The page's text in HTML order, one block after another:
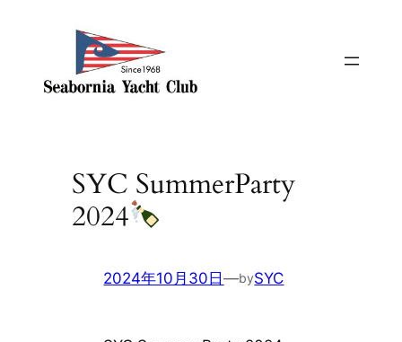
SYC SummerParty
2024
2024年10月30日—bySYC